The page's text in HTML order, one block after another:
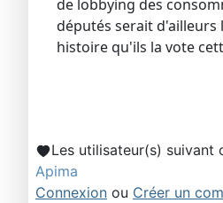
de lobbying des
députés serait d'ailleurs
histoire qu'ils la vote
Les utilisateur(s) suivant
Apima
Connexion ou Créer un